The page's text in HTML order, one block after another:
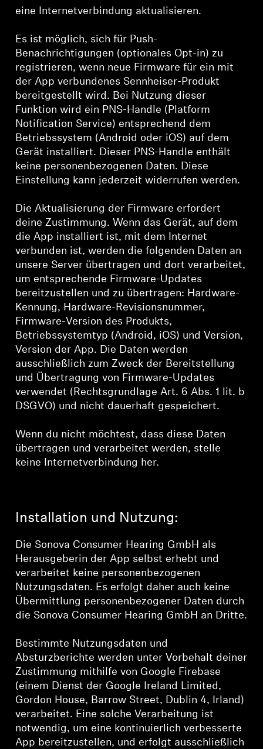
eine Internetverbindung aktualisieren.
Es ist möglich, sich für Push-
Benachrichtigungen (optionales Opt-in) zu
registrieren, wenn neue Firmware für ein mit
der App verbundenes Sennheiser-Produkt
bereitgestellt wird. Bei Nutzung dieser
Funktion wird ein PNS-Handle (Platform
Notification Service) entsprechend dem
Betriebssystem (Android oder iOS) auf dem
Gerät installiert. Dieser PNS-Handle enthält
keine personenbezogenen Daten. Diese
Einstellung kann jederzeit widerrufen werden.
Die Aktualisierung der Firmware erfordert
deine Zustimmung. Wenn das Gerät, auf dem
die App installiert ist, mit dem Internet
verbunden ist, werden die folgenden Daten an
unsere Server übertragen und dort verarbeitet,
um entsprechende Firmware-Updates
bereitzustellen und zu übertragen: Hardware-
Kennung, Hardware-Revisionsnummer,
Firmware-Version des Produkts,
Betriebssystemtyp (Android, iOS) und Version,
Version der App. Die Daten werden
ausschließlich zum Zweck der Bereitstellung
und Übertragung von Firmware-Updates
verwendet (Rechtsgrundlage Art. 6 Abs. 1 lit. b
DSGVO) und nicht dauerhaft gespeichert.
Wenn du nicht möchtest, dass diese Daten
übertragen und verarbeitet werden, stelle
keine Internetverbindung her.
Installation und Nutzung:
Die Sonova Consumer Hearing GmbH als
Herausgeberin der App selbst erhebt und
verarbeitet keine personenbezogenen
Nutzungsdaten. Es erfolgt daher auch keine
Übermittlung personenbezogener Daten durch
die Sonova Consumer Hearing GmbH an Dritte.
Bestimmte Nutzungsdaten und
Absturzberichte werden unter Vorbehalt deiner
Zustimmung mithilfe von Google Firebase
(einem Dienst der Google Ireland Limited,
Gordon House, Barrow Street, Dublin 4, Irland)
verarbeitet. Eine solche Verarbeitung ist
notwendig, um eine kontinuierlich verbesserte
App bereitzustellen, und erfolgt ausschließlich